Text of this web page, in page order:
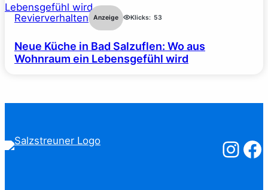
Revierverhalten Anzeige Klicks: 53
Neue Küche in Bad Salzuflen: Wo aus
Wohnraum ein Lebensgefühl wird